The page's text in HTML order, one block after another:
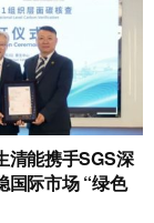
清能携手SGS深
国际市场 “绿色